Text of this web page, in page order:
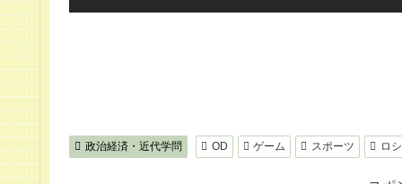
政治経済・近代学問 OD ゲーム スポーツ ロ